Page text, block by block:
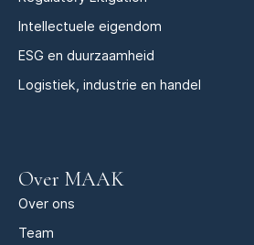
Intellectuele eigendom
ESG en duurzaamheid
Logistiek, industrie en handel
Over MAAK
Over ons
Team